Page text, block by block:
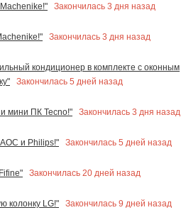
Закончилась 3 дня назад
Закончилась 3 дня назад
кондиционер в комплекте с оконным
Закончилась 5 дней назад
мини ПК Tecno!"
Закончилась 3 дня назад
и Philips!"
Закончилась 5 дней назад
Закончилась 20 дней назад
колонку LG!"
Закончилась 9 дней назад